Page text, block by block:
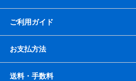
氷旗 のぼり
台湾かき氷「Snow-kiss（スノーキッス）」
かき氷書籍
ご利用ガイド
お支払方法
送料・手数料